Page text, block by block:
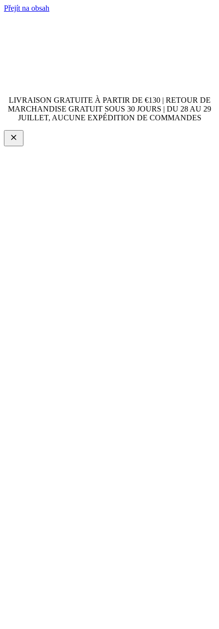
Přejít na obsah
LIVRAISON GRATUITE À PARTIR DE €130 | RETOUR DE
MARCHANDISE GRATUIT SOUS 30 JOURS | DU 28 AU 29
JUILLET, AUCUNE EXPÉDITION DE COMMANDES